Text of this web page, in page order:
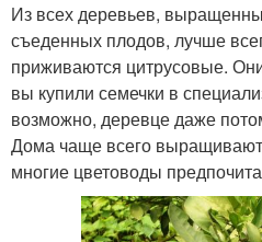
Из всех деревьев,
съеденных плодов, лучше
приживаются цитрусовые.
вы купили семечки в
возможно, деревце даже
Дома чаще всего
многие цветоводы